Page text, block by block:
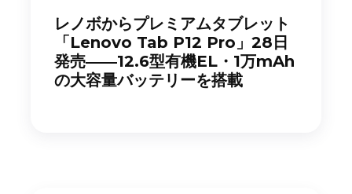
レノボからプレミアムタブレット
「Lenovo Tab P12 Pro」28日
発売――12.6型有機EL・1万mAh
の大容量バッテリーを搭載